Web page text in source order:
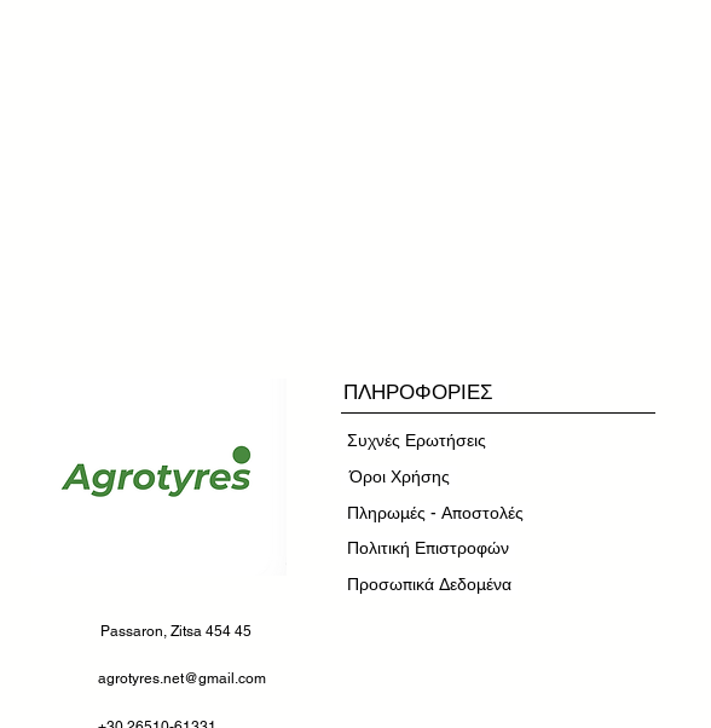
ΠΛΗΡΟΦΟΡΙΕΣ
Συχνές Ερωτήσεις
​Όροι Χρήσης
Πληρωμές - Αποστολές
Πολιτική Επιστροφών
Προσωπικά Δεδομένα
Passaron, Zitsa 454 45
agrotyres.net@gmail.com